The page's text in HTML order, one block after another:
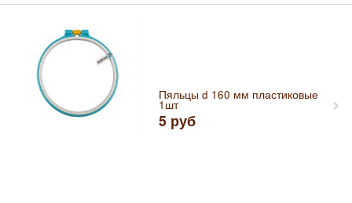
Пяльцы d 160 мм пластиковые
1шт
5 руб